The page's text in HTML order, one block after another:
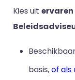
Kies uit ervaren
basis,of als